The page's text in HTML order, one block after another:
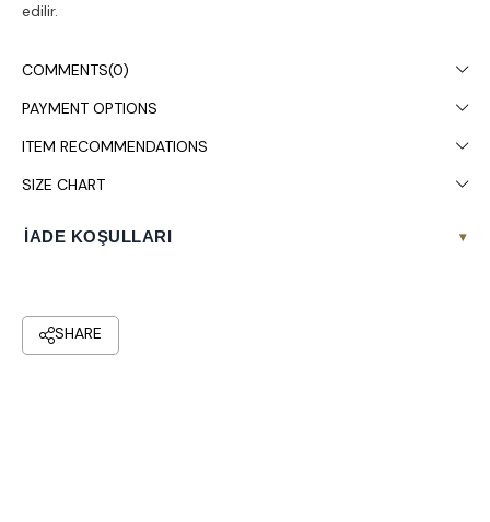
edilir.
COMMENTS(0)
PAYMENT OPTIONS
ITEM RECOMMENDATIONS
SIZE CHART
İADE KOŞULLARI ▾